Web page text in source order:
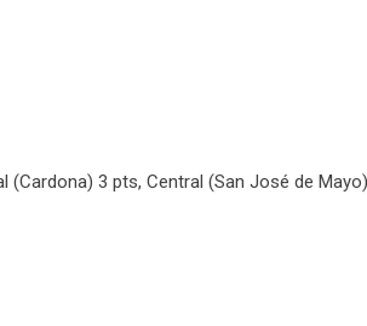
(Cardona) 3 pts, Central (San José de